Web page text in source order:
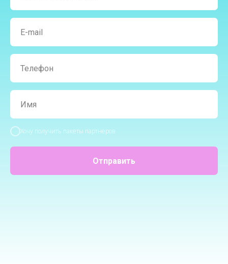
Хочу получить пакеты партнеров
Отправить